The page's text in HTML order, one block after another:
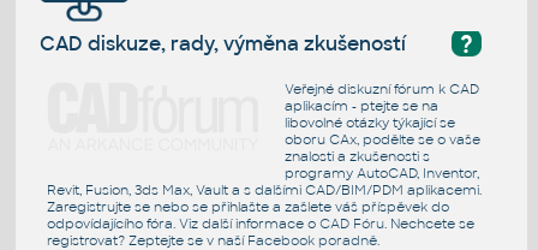
?
CAD diskuze, rady, výměna zkušeností
Veřejné diskuzní fórum k CAD
aplikacím - ptejte se na
libovolné otázky týkající se
oboru CAx, podělte se o vaše
znalosti a zkušenosti s
programy AutoCAD, Inventor,
Revit, Fusion, 3ds Max, Vault a s dalšími CAD/BIM/PDM aplikacemi.
Zaregistrujte se nebo se přihlašte a zašlete váš příspěvek do
odpovídajícího fóra. Viz další informace o CAD Fóru. Nechcete se
registrovat? Zeptejte se v naší Facebook poradně.